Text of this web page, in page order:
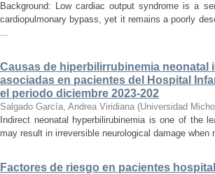
Background: Low cardiac output syndrome is a
cardiopulmonary bypass, yet it remains a poorly
...
Causas de hiperbilirrubinemia
asociadas en pacientes del Hospital
el periodo diciembre 2023-202
Salgado García, Andrea Viridiana (Universidad
Indirect neonatal hyperbilirubinemia is one of the
may result in irreversible neurological damage
Factores de riesgo en pacientes